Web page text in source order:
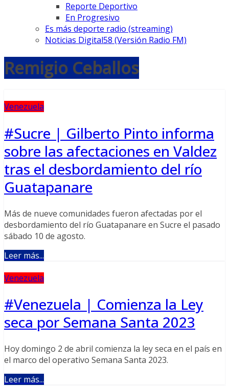
Reporte Deportivo
En Progresivo
Es más deporte radio (streaming)
Noticias Digital58 (Versión Radio FM)
Remigio Ceballos
Venezuela
#Sucre | Gilberto Pinto informa
sobre las afectaciones en Valdez
tras el desbordamiento del río
Guatapanare
Más de nueve comunidades fueron afectadas por el
desbordamiento del río Guatapanare en Sucre el pasado
sábado 10 de agosto.
Leer más...
Venezuela
#Venezuela | Comienza la Ley
seca por Semana Santa 2023
Hoy domingo 2 de abril comienza la ley seca en el país en
el marco del operativo Semana Santa 2023.
Leer más...